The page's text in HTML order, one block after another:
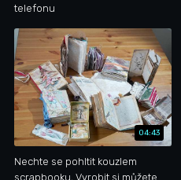
telefonu
04:43
Nechte se pohltit kouzlem
scrapbooku, Vyrobit si můžete